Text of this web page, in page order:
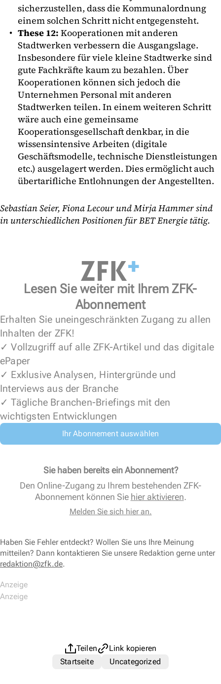
sicherzustellen, dass die Kommunalordnung
einem solchen Schritt nicht entgegensteht.
These 12: Kooperationen mit anderen
Stadtwerken verbessern die Ausgangslage.
Insbesondere für viele kleine Stadtwerke sind
gute Fachkräfte kaum zu bezahlen. Über
Kooperationen können sich jedoch die
Unternehmen Personal mit anderen
Stadtwerken teilen. In einem weiteren Schritt
wäre auch eine gemeinsame
Kooperationsgesellschaft denkbar, in die
wissensintensive Arbeiten (digitale
Geschäftsmodelle, technische Dienstleistungen
etc.) ausgelagert werden. Dies ermöglicht auch
übertarifliche Entlohnungen der Angestellten.
Sebastian Seier, Fiona Lecour und Mirja Hammer sind
in unterschiedlichen Positionen für BET Energie tätig.
Lesen Sie weiter mit Ihrem ZFK-
Abonnement
Erhalten Sie uneingeschränkten Zugang zu allen
Inhalten der ZFK!
✓ Vollzugriff auf alle ZFK-Artikel und das digitale
ePaper
✓ Exklusive Analysen, Hintergründe und
Interviews aus der Branche
✓ Tägliche Branchen-Briefings mit den
wichtigsten Entwicklungen
Ihr Abonnement auswählen
Sie haben bereits ein Abonnement?
Den Online-Zugang zu Ihrem bestehenden ZFK-
Abonnement können Sie hier aktivieren.
Melden Sie sich hier an.
Haben Sie Fehler entdeckt? Wollen Sie uns Ihre Meinung
mitteilen? Dann kontaktieren Sie unsere Redaktion gerne unter
redaktion@zfk.de.
Teilen
Link kopieren
Startseite
Uncategorized